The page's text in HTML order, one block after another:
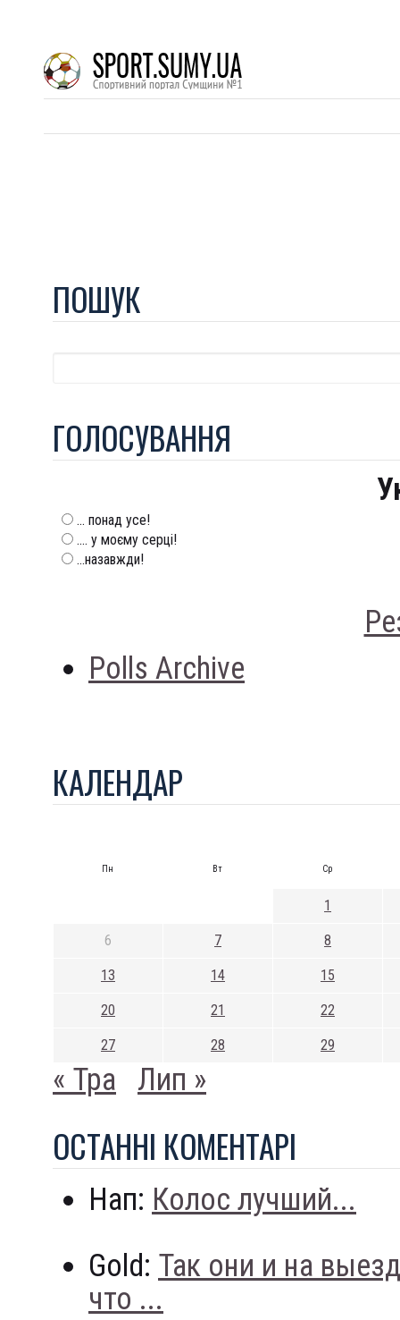
ПОШУК
ГОЛОСУВАННЯ
... понад усе!
.... у моєму серці!
...назавжди!
Polls Archive
КАЛЕНДАР
Пн Вт Ср
1
6 7 8
13 14 15
20 21 22
27 28 29
« Тра Лип »
ОСТАННI КОМЕНТАРI
Нап: Колос лучший...
Gold: Так они и на
что ...